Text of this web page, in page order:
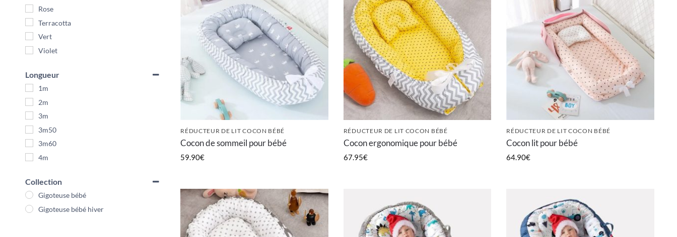
RÉDUCTEUR DE LIT COCON BÉBÉ
Cocon de sommeil pour bébé
59.90€
RÉDUCTEUR DE LIT COCON BÉBÉ
Cocon ergonomique pour bébé
67.95€
RÉDUCTEUR DE LIT COCON BÉBÉ
Cocon lit pour bébé
64.90€
Rose
Terracotta
Vert
Violet
Longueur
1m
2m
3m
3m50
3m60
4m
Collection
Gigoteuse bébé
Gigoteuse bébé hiver